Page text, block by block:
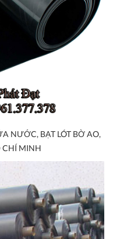
NƯỚC, BẠT LÓT BỜ AO,
CHÍ MINH